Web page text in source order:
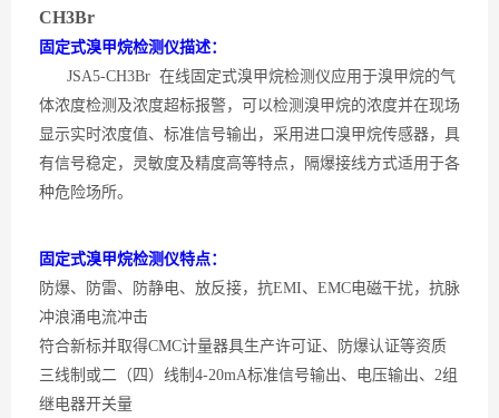
CH3Br
固定式溴甲烷检测仪描述：
JSA5-CH3Br 在线固定式溴甲烷检测仪应用于溴甲烷的气
体浓度检测及浓度超标报警，可以检测溴甲烷的浓度并在现场
显示实时浓度值、标准信号输出， 采用进口溴甲烷传感器， 具
有信号稳定，灵敏度及精度高等特点，隔爆接线方式适用于各
种危险场所。
固定式溴甲烷检测仪特点：
防爆、防雷、防静电、放反接，抗EMI、EMC电磁干扰，抗脉
冲浪涌电流冲击
符合新标并取得CMC计量器具生产许可证、防爆认证等资质
三线制或二（四）线制 4-20mA标准信号输出、电压输出、2组
继电器开关量